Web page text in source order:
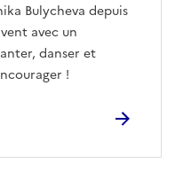
Bulycheva depuis
avec un
danser et
!